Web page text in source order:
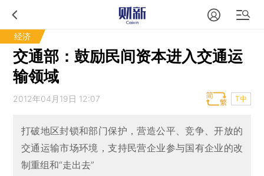
经济
交通部：鼓励民间资本进入交通运
输领域
2012年04月19日 12:07 T中
打破地区封锁和部门保护，营造公平、竞争、开放的
交通运输市场环境，支持民营企业参与国有企业的改
制重组和“走出去”